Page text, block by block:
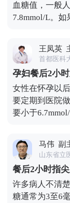
血糖值，一般
7.8mmol/L。
诊断是否为糖
王凤英
首都医科
孕妇餐后2小
女性在怀孕以
要定期到医院
要小于
如果被诊断为
食，配合适量
马伟 副
山东省立
餐后2小时指
许多病人不清
糖通常为3至6